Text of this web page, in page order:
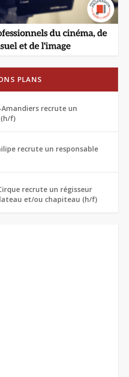
PLANS
recrute un
f)
recrute un responsable
recrute un régisseur
et/ou chapiteau (h/f)